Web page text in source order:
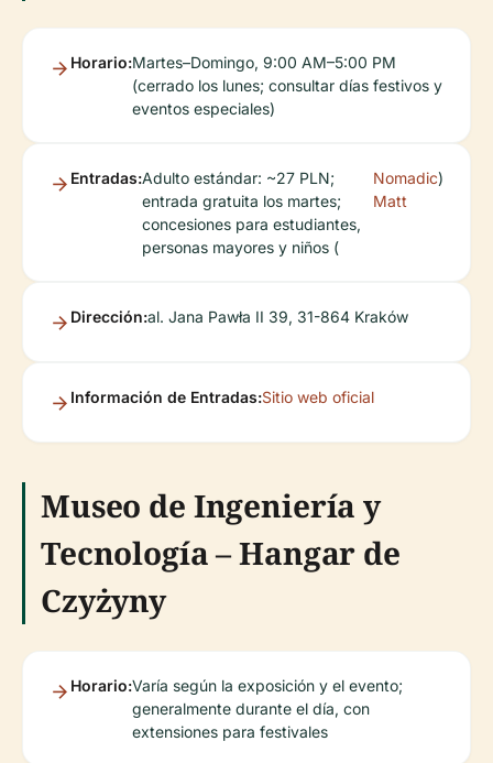
Horario:Martes–Domingo, 9:00 AM–5:00 PM
(cerrado los lunes; consultar días festivos y
eventos especiales)
Entradas:Adulto estándar: ~27 PLN;
entrada gratuita los martes;
concesiones para estudiantes,
personas mayores y niños (
Nomadic
Matt
)
Dirección:al. Jana Pawła II 39, 31-864 Kraków
Información de Entradas:Sitio web oficial
Museo de Ingeniería y
Tecnología – Hangar de
Czyżyny
Horario:Varía según la exposición y el evento;
generalmente durante el día, con
extensiones para festivales